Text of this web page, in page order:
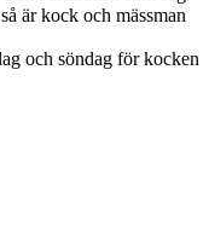
är kock och mässman
och söndag för kocken